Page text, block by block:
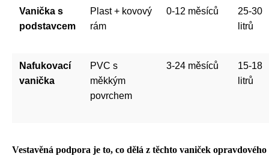
Vanička s
podstavcem
Plast + kovový
rám
0-12 měsíců
25-30
litrů
Nafukovací
vanička
PVC s
měkkým
povrchem
3-24 měsíců
15-18
litrů
Vestavěná podpora je to, co dělá z těchto vaniček